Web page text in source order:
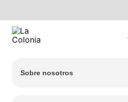
Sobre nosotros